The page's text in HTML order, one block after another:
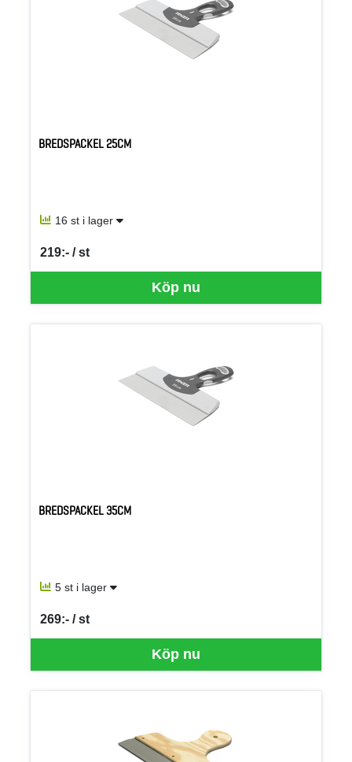
BREDSPACKEL 25CM
16 st i lager
Köp nu
219:- / st
SEK per ST
BREDSPACKEL 35CM
5 st i lager
Köp nu
269:- / st
SEK per ST